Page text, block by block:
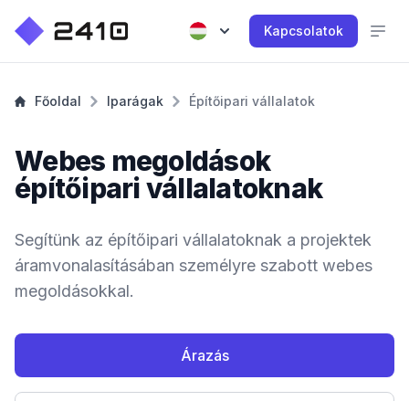
Kapcsolatok
Főoldal Iparágak Építőipari vállalatok
Webes megoldások
építőipari vállalatoknak
Segítünk az építőipari vállalatoknak a projektek
áramvonalasításában személyre szabott webes
megoldásokkal.
Árazás